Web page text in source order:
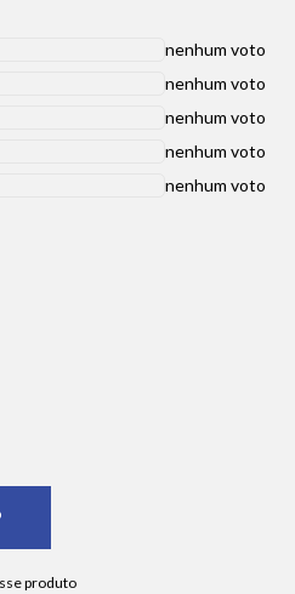
nenhum voto
nenhum voto
nenhum voto
nenhum voto
nenhum voto